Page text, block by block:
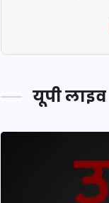
यूपी लाइव